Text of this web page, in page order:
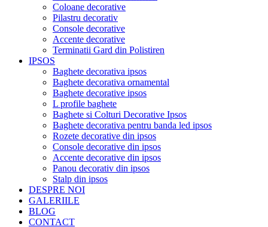
Coloane decorative
Pilastru decorativ
Console decorative
Accente decorative
Terminatii Gard din Polistiren
IPSOS
Baghete decorativa ipsos
Baghete decorativa ornamental
Baghete decorative ipsos
L profile baghete
Baghete si Colturi Decorative Ipsos
Baghete decorativa pentru banda led ipsos
Rozete decorative din ipsos
Console decorative din ipsos
Accente decorative din ipsos
Panou decorativ din ipsos
Stalp din ipsos
DESPRE NOI
GALERIILE
BLOG
CONTACT